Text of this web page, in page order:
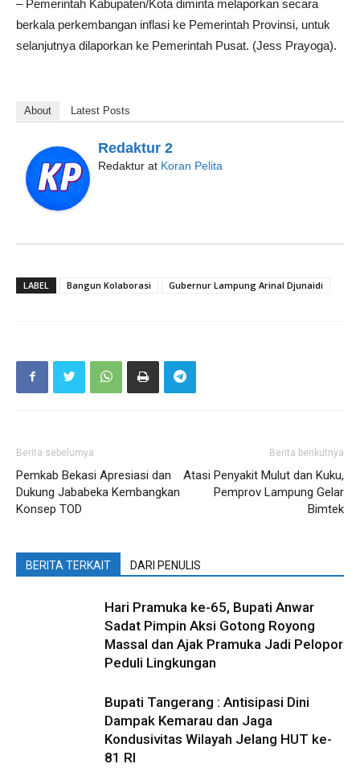
– Pemerintah Kabupaten/Kota diminta melaporkan secara
berkala perkembangan inflasi ke Pemerintah Provinsi, untuk
selanjutnya dilaporkan ke Pemerintah Pusat. (Jess Prayoga).
About Latest Posts
Redaktur 2
Redaktur at Koran Pelita
LABEL Bangun Kolaborasi Gubernur Lampung Arinal Djunaidi
Berita sebelumya
Pemkab Bekasi Apresiasi dan
Dukung Jababeka Kembangkan
Konsep TOD
Berita berikutnya
Atasi Penyakit Mulut dan Kuku,
Pemprov Lampung Gelar
Bimtek
BERITA TERKAIT DARI PENULIS
Hari Pramuka ke-65, Bupati Anwar
Sadat Pimpin Aksi Gotong Royong
Massal dan Ajak Pramuka Jadi Pelopor
Peduli Lingkungan
Bupati Tangerang : Antisipasi Dini
Dampak Kemarau dan Jaga
Kondusivitas Wilayah Jelang HUT ke-
81 RI